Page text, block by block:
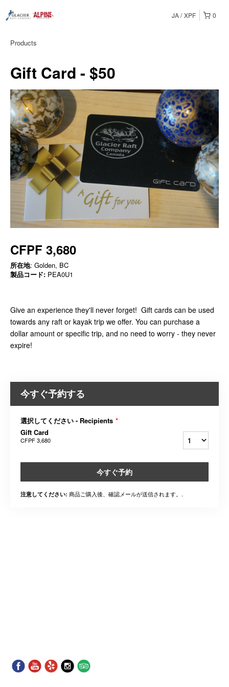
0
JA XPF
Products
Gift Card - $50
CFPF 3,680
所在地: Golden, BC
製品コード: PEA0U1
Give an experience they'll never forget! Gift cards can be used
towards any raft or kayak trip we offer. You can purchase a
dollar amount or specific trip, and no need to worry - they never
expire!
今すぐ予約する
選択してください - Recipients *
Gift Card
CFPF 3,680
今すぐ予約
注意してください: 商品ご購入後、確認メールが送信されます。.